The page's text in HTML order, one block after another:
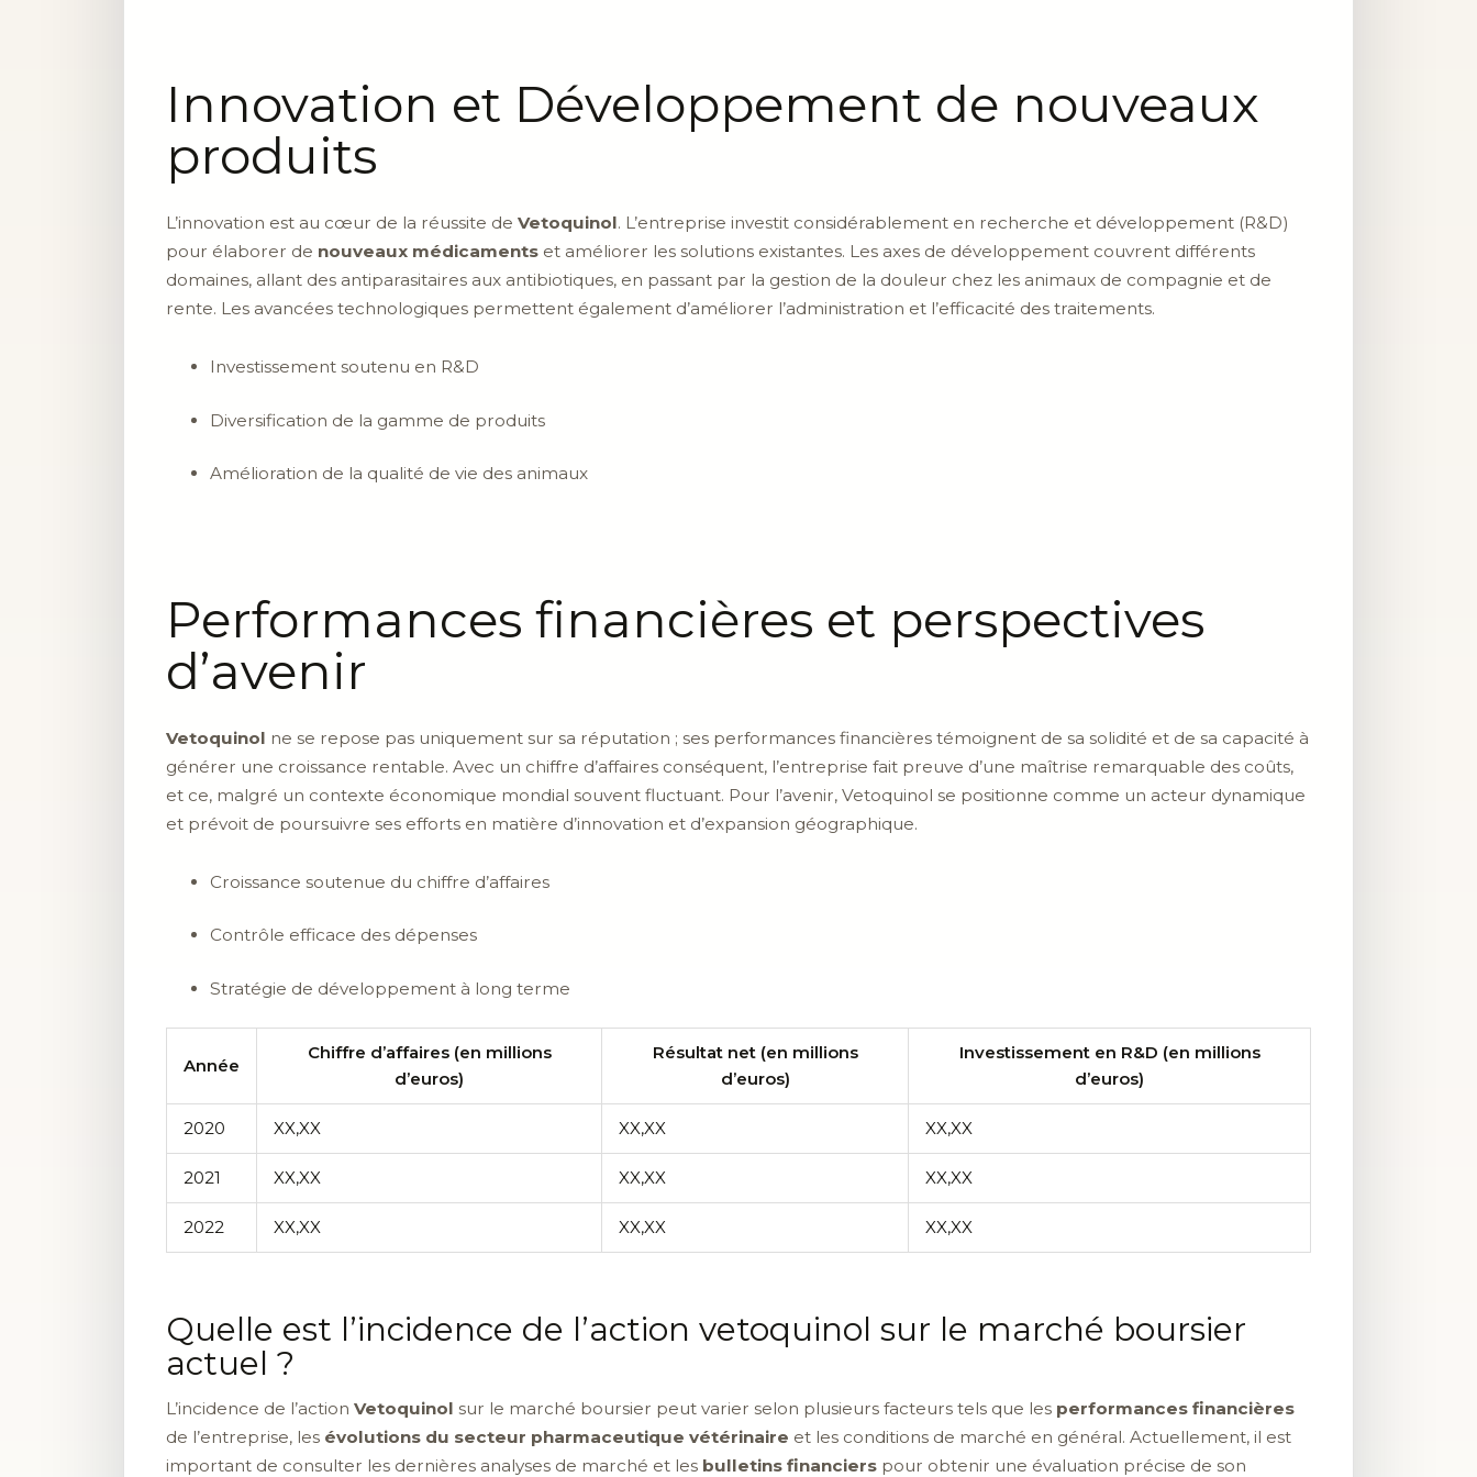
Innovation et Développement de nouveaux
produits
L’innovation est au cœur de la réussite de Vetoquinol. L’entreprise investit considérablement en recherche et développement (R&D)
pour élaborer de nouveaux médicaments et améliorer les solutions existantes. Les axes de développement couvrent différents
domaines, allant des antiparasitaires aux antibiotiques, en passant par la gestion de la douleur chez les animaux de compagnie et de
rente. Les avancées technologiques permettent également d’améliorer l’administration et l’efficacité des traitements.
Investissement soutenu en R&D
Diversification de la gamme de produits
Amélioration de la qualité de vie des animaux
Performances financières et perspectives
d’avenir
Vetoquinol ne se repose pas uniquement sur sa réputation ; ses performances financières témoignent de sa solidité et de sa capacité à
générer une croissance rentable. Avec un chiffre d’affaires conséquent, l’entreprise fait preuve d’une maîtrise remarquable des coûts,
et ce, malgré un contexte économique mondial souvent fluctuant. Pour l’avenir, Vetoquinol se positionne comme un acteur dynamique
et prévoit de poursuivre ses efforts en matière d’innovation et d’expansion géographique.
Croissance soutenue du chiffre d’affaires
Contrôle efficace des dépenses
Stratégie de développement à long terme
Année
Chiffre d’affaires (en millions
d’euros)
Résultat net (en millions
d’euros)
Investissement en R&D (en millions
d’euros)
2020 XX,XX XX,XX XX,XX
2021 XX,XX XX,XX XX,XX
2022 XX,XX XX,XX XX,XX
Quelle est l’incidence de l’action vetoquinol sur le marché boursier
actuel ?
L’incidence de l’action Vetoquinol sur le marché boursier peut varier selon plusieurs facteurs tels que les performances financières
de l’entreprise, les évolutions du secteur pharmaceutique vétérinaire et les conditions de marché en général. Actuellement, il est
important de consulter les dernières analyses de marché et les bulletins financiers pour obtenir une évaluation précise de son